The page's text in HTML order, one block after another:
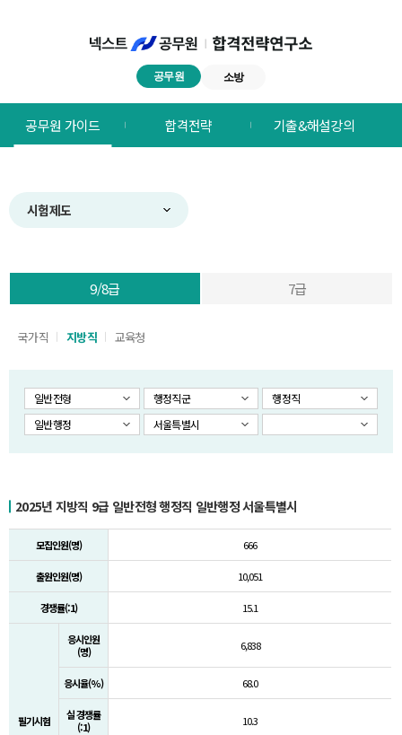
공무원 소방
합격전략연구소
메뉴
공무원 가이드 합격전략 기출&해설강의
시험제도
9/8급 7급
국가직 지방직 교육청
일반전형 행정직군
행정직
일반행정
서울특별시
2025년 지방직 9급 일반전형 행정직 일반행정 서울특별시
모집인원(명) 666
출원인원(명) 10,051
경쟁률(:1) 15.1
필기시험
응시인원
(명)
6,838
응시율(%) 68.0
실 경쟁률
(:1)
10.3